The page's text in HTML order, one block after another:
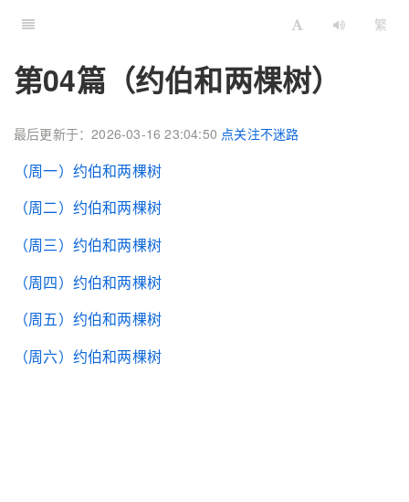
繁
第04篇（约伯和两棵树）
最后更新于：2026-03-16 23:04:50 点关注不迷路
（周一）约伯和两棵树
（周二）约伯和两棵树
（周三）约伯和两棵树
（周四）约伯和两棵树
（周五）约伯和两棵树
（周六）约伯和两棵树